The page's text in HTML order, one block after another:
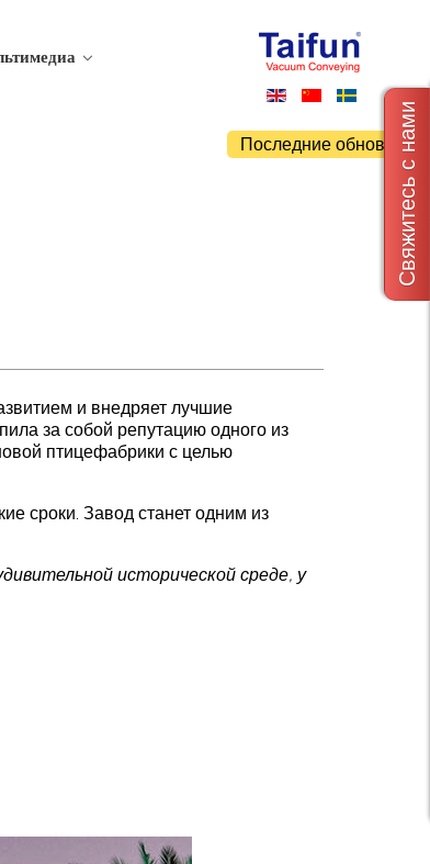
Последние
и внедряет лучшие
за собой репутацию одного из
птицефабрики с целью
сроки. Завод станет одним из
исторической среде, у
Свяжитесь с нами